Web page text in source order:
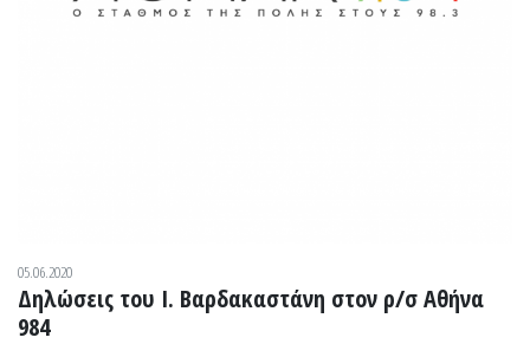
05.06.2020
Δηλώσεις του Ι. Βαρδακαστάνη στον ρ/σ Αθήνα
984